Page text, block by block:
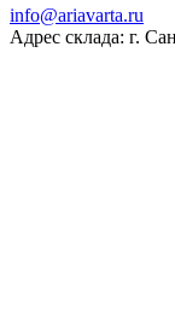
ur.atravaira@ofni
Адрес склада: г.